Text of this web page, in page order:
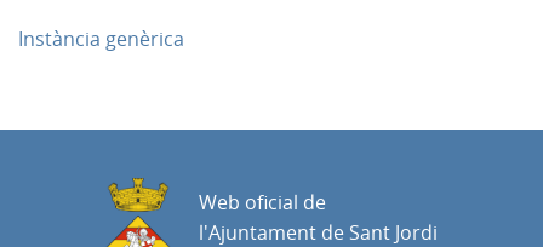
Instància genèrica
Web oficial de
l'Ajuntament de Sant Jordi